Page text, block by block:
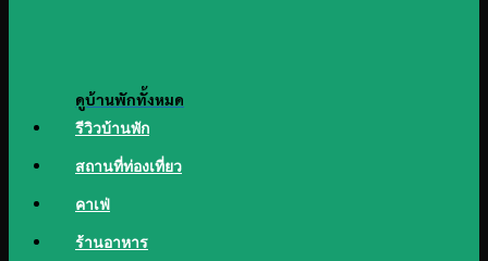
ดูบ้านพักทั้งหมด
รีวิวบ้านพัก
สถานที่ท่องเที่ยว
คาเฟ่
ร้านอาหาร